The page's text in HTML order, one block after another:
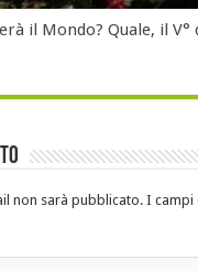
il Mondo? Quale, il V°
non sarà pubblicato. I campi